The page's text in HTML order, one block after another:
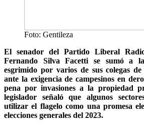
Foto: Gentileza
El senador del Partido Liberal
Fernando Silva Facetti se sumó a
esgrimido por varios de sus colegas
ante la exigencia de campesinos en
pena por invasiones a la propiedad
legislador señaló que algunos
utilizar el flagelo como una promesa
elecciones generales del 2023.